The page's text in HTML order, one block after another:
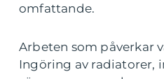
omfattande.
Arbeten som påverkar
Ingöring av radiatorer,